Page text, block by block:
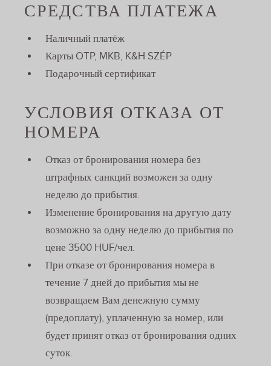
СРЕДСТВА ПЛАТЕЖА
Наличный платёж
Карты OTP, MKB, K&H SZÉP
Подарочный сертификат
УСЛОВИЯ ОТКАЗА ОТ
НОМЕРА
Отказ от бронирования номера без
штрафных санкций возможен за одну
неделю до прибытия.
Изменение бронирования на другую дату
возможно за одну неделю до прибытия по
цене 3500 HUF/чел.
При отказе от бронирования номера в
течение 7 дней до прибытия мы не
возвращаем Вам денежную сумму
(предоплату), уплаченную за номер, или
будет принят отказ от бронирования одних
суток.